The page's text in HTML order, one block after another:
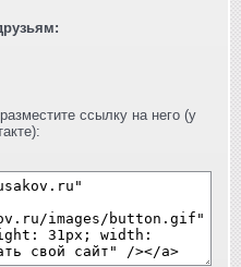
ссылку на него (у